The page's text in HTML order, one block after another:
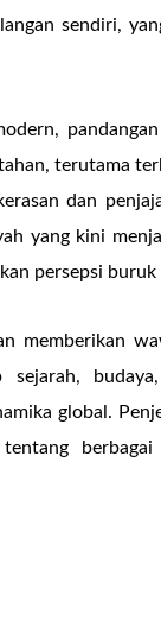
sendiri,
terutama
dan
yang kini
persepsi
memberikan
sejarah,
global.